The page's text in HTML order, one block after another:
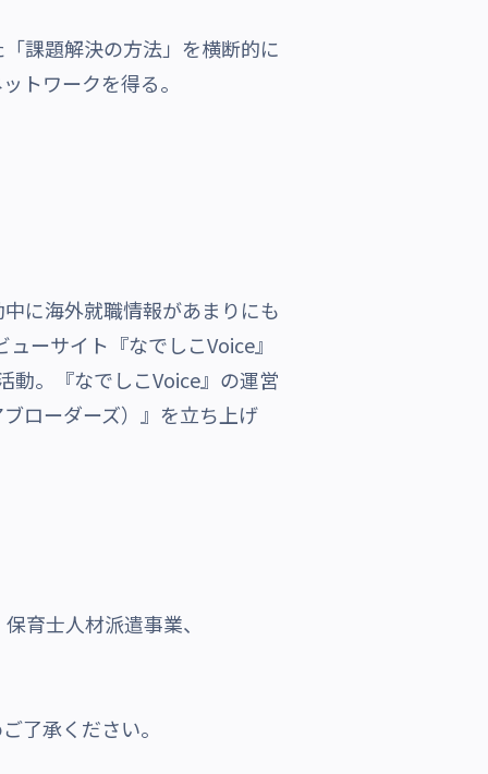
課題解決の方法」を横断的に
トワークを得る。
に海外就職情報があまりにも
ーサイト『なでしこVoice』
動。『なでしこVoice』の運営
ローダーズ）』を立ち上げ
育士人材派遣事業、
了承ください。